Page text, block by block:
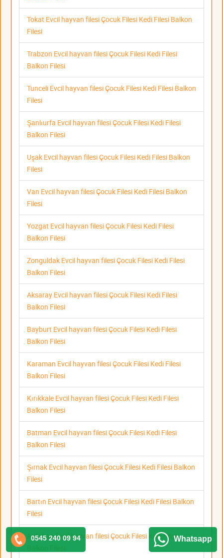
Tokat Evcil hayvan filesi Çocuk Filesi Kedi Filesi Balkon
Filesi
Trabzon Evcil hayvan filesi Çocuk Filesi Kedi Filesi
Balkon Filesi
Tunceli Evcil hayvan filesi Çocuk Filesi Kedi Filesi Balkon
Filesi
Şanlıurfa Evcil hayvan filesi Çocuk Filesi Kedi Filesi
Balkon Filesi
Uşak Evcil hayvan filesi Çocuk Filesi Kedi Filesi Balkon
Filesi
Van Evcil hayvan filesi Çocuk Filesi Kedi Filesi Balkon
Filesi
Yozgat Evcil hayvan filesi Çocuk Filesi Kedi Filesi
Balkon Filesi
Zonguldak Evcil hayvan filesi Çocuk Filesi Kedi Filesi
Balkon Filesi
Aksaray Evcil hayvan filesi Çocuk Filesi Kedi Filesi
Balkon Filesi
Bayburt Evcil hayvan filesi Çocuk Filesi Kedi Filesi
Balkon Filesi
Karaman Evcil hayvan filesi Çocuk Filesi Kedi Filesi
Balkon Filesi
Kırıkkale Evcil hayvan filesi Çocuk Filesi Kedi Filesi
Balkon Filesi
Batman Evcil hayvan filesi Çocuk Filesi Kedi Filesi
Balkon Filesi
Şırnak Evcil hayvan filesi Çocuk Filesi Kedi Filesi Balkon
Filesi
Bartın Evcil hayvan filesi Çocuk Filesi Kedi Filesi Balkon
Filesi
Ardahan Evcil hayvan filesi Çocuk Filesi Kedi Filesi
0545 240 09 94 Whatsapp